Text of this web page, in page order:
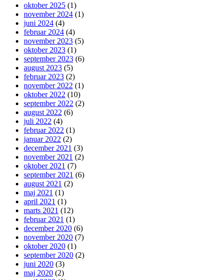
oktober 2025 (1)
november 2024 (1)
juni 2024 (4)
februar 2024 (4)
november 2023 (5)
oktober 2023 (1)
september 2023 (6)
august 2023 (5)
februar 2023 (2)
november 2022 (1)
oktober 2022 (10)
september 2022 (2)
august 2022 (6)
juli 2022 (4)
februar 2022 (1)
januar 2022 (2)
december 2021 (3)
november 2021 (2)
oktober 2021 (7)
september 2021 (6)
august 2021 (2)
maj 2021 (1)
april 2021 (1)
marts 2021 (12)
februar 2021 (1)
december 2020 (6)
november 2020 (7)
oktober 2020 (1)
september 2020 (2)
juni 2020 (3)
maj 2020 (2)